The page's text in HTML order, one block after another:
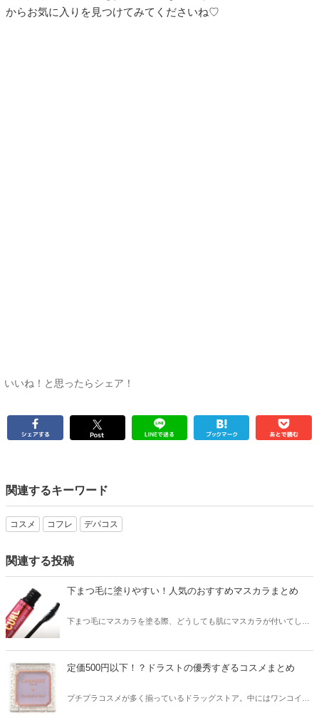
からお気に入りを見つけてみてくださいね♡
いいね！と思ったらシェア！
関連するキーワード
コスメ コフレ デパコス
関連する投稿
下まつ毛に塗りやすい！人気のおすすめマスカラまとめ
下まつ毛にマスカラを塗る際、どうしても肌にマスカラが付いてしま
カラをチェックしてみましょう。
定価500円以下！？ドラストの優秀すぎるコスメまとめ
プチプラコスメが多く揃っているドラッグストア。中にはワンコイン